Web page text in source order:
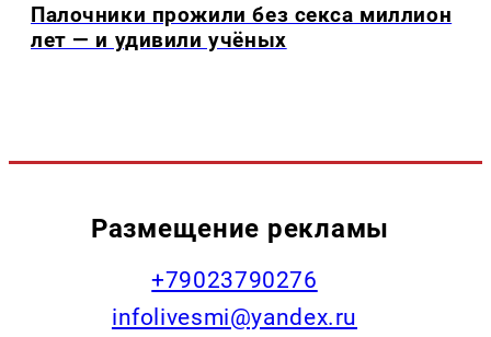
Палочники прожили без секса миллион
лет — и удивили учёных
Размещение рекламы
+79023790276
infolivesmi@yandex.ru